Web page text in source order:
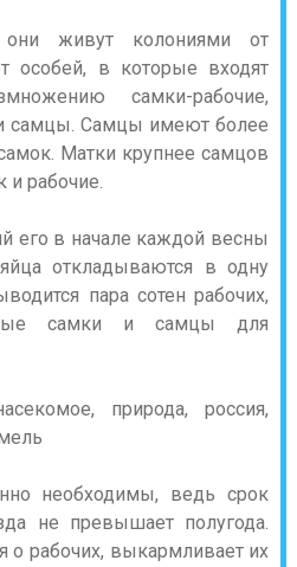
живут колониями от
особей, в которые входят
самки-рабочие,
самцы. Самцы имеют более
Матки крупнее самцов
рабочие.
его в начале каждой весны
откладываются в одну
пара сотен рабочих,
самки и самцы для
необходимы, ведь срок
не превышает полугода.
о рабочих, выкармливает их